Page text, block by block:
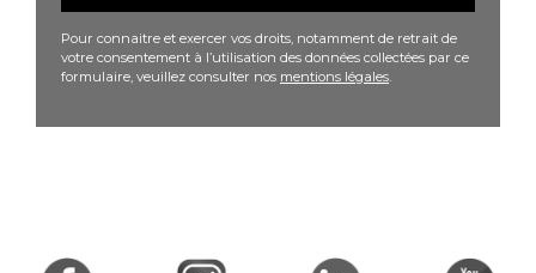
Pour connaitre et exercer vos droits, notamment de retrait de
votre consentement à l’utilisation des données collectées par ce
formulaire, veuillez consulter nos mentions légales